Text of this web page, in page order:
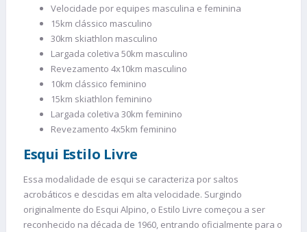
Velocidade por equipes masculina e feminina
15km clássico masculino
30km skiathlon masculino
Largada coletiva 50km masculino
Revezamento 4x10km masculino
10km clássico feminino
15km skiathlon feminino
Largada coletiva 30km feminino
Revezamento 4x5km feminino
Esqui Estilo Livre
Essa modalidade de esqui se caracteriza por saltos
acrobáticos e descidas em alta velocidade. Surgindo
originalmente do Esqui Alpino, o Estilo Livre começou a ser
reconhecido na década de 1960, entrando oficialmente para o